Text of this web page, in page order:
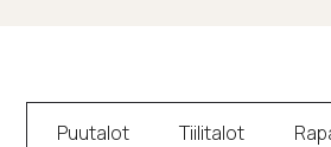
Puutalot Tiilitalot